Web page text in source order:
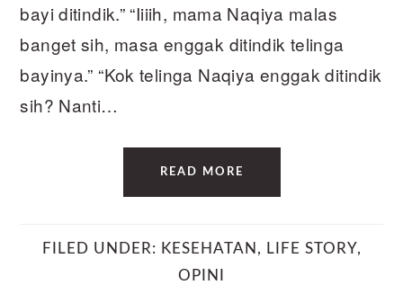
bayi ditindik.” “Iiiih, mama Naqiya malas
banget sih, masa enggak ditindik telinga
bayinya.” “Kok telinga Naqiya enggak ditindik
sih? Nanti…
READ MORE
FILED UNDER: KESEHATAN , LIFE STORY,
OPINI